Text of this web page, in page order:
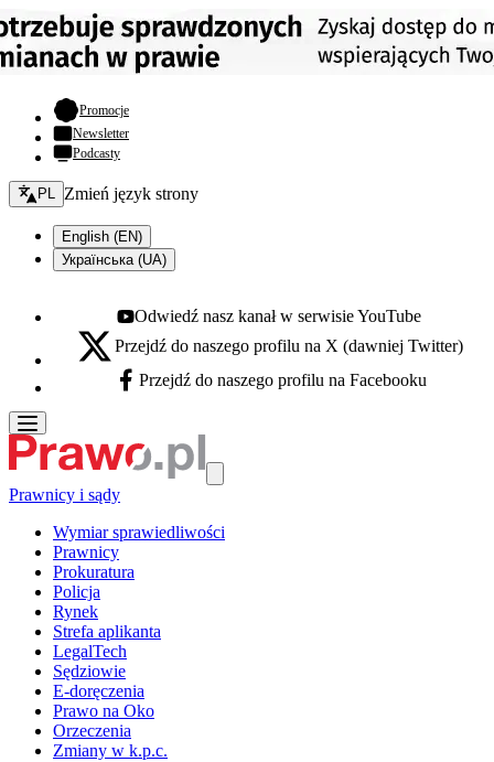
Promocje- otwiera się w nowej karcie
Newsletter
Podcasty
Zmień język - bieżący:
PL Zmień język strony
English (EN)
Українська (UA)
Youtube - otwiera się w nowej karcie
Odwiedź nasz kanał w serwisie YouTube
X - otwiera się w nowej karcie
Przejdź do naszego profilu na X (dawniej Twitter)
Facebook - otwiera się w nowej karcie
Przejdź do naszego profilu na Facebooku
Prawnicy i sądy
Wymiar sprawiedliwości
Prawnicy
Prokuratura
Policja
Rynek
Strefa aplikanta
LegalTech
Sędziowie
E-doręczenia
Prawo na Oko
Orzeczenia
Zmiany w k.p.c.